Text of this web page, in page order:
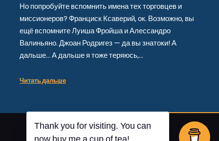
Но попробуйте вспомнить имена тех торговцев и
миссионеров? Франциск Ксаверий, ок. Возможно, вы
ещё вспомните Луиша Фройша и Алессандро
Валиньяно. Джоан Родригез — да вы знатоки! А
дальше… А дальше я тоже теряюсь,…
Читать дальше
ОтPosterity
Thank you for visiting. You can
now buy me a cup of tea!